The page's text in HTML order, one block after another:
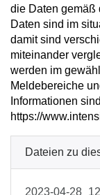
die Daten gemäß
Daten sind im
damit sind
miteinander
werden im
Meldebereiche
Informationen
https://
Dateien zu
2023-04-